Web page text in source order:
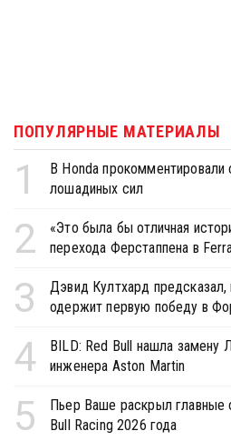
ПОПУЛЯРНЫЕ МАТЕРИАЛЫ
1
В Honda прокомментировали
лошадиных сил
2
«Это была бы отличная
перехода Ферстаппена в
3
Дэвид Култхард
одержит первую победу в
4
BILD: Red Bull нашла замену
инженера Aston Martin
5
Пьер Ваше раскрыл главные
Bull Racing 2026 года